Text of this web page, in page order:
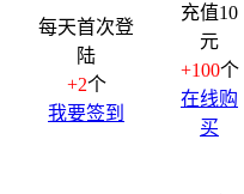
每天首次登
陆
+2个
我要签到
充值10
元
+100个
在线购
买